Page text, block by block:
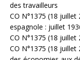
des travailleurs
CO N°1375 (18
espagnole : juillet
CO N°1375 (18
CO N°1375 (18